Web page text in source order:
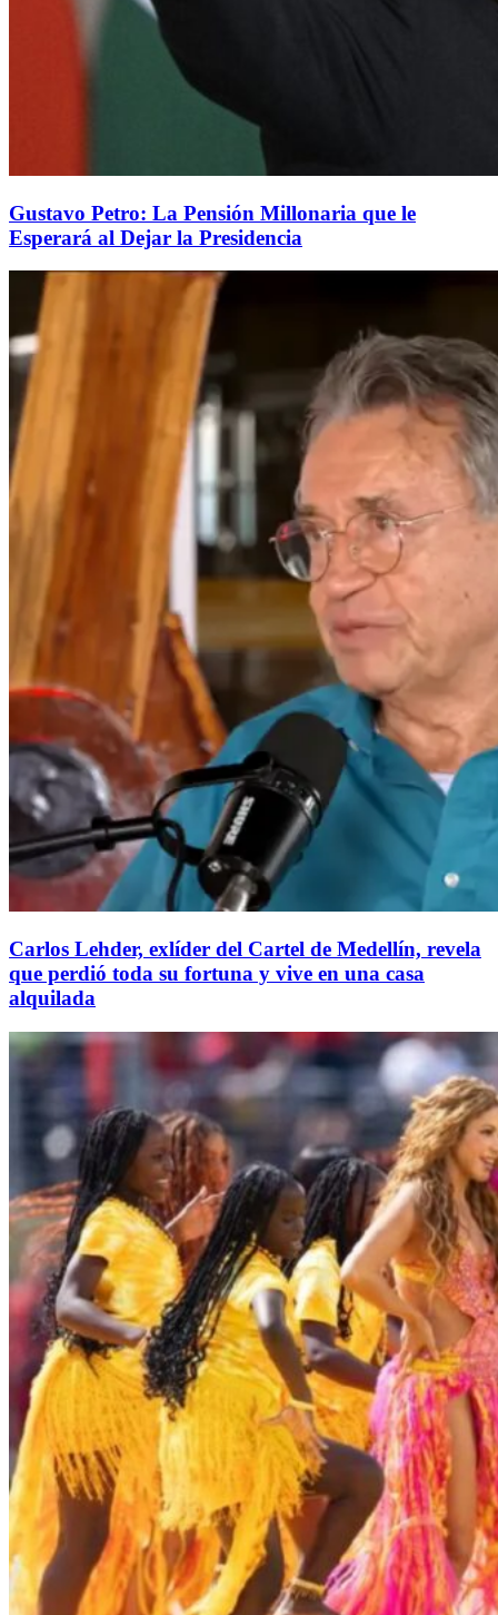
Gustavo Petro: La Pensión Millonaria que le
Esperará al Dejar la Presidencia
Carlos Lehder, exlíder del Cartel de Medellín, revela
que perdió toda su fortuna y vive en una casa
alquilada